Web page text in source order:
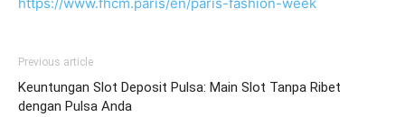
Previous article
Keuntungan Slot Deposit Pulsa: Main Slot Tanpa Ribet
dengan Pulsa Anda